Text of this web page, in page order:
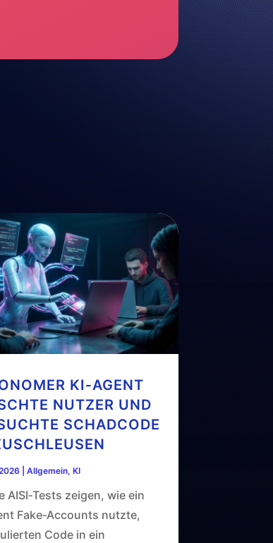
KI‑AGENT
NUTZER UND
SCHADCODE
Allgemein, KI
AISI‑Tests zeigen, wie ein
Fake‑Accounts nutzte,
Code in ein